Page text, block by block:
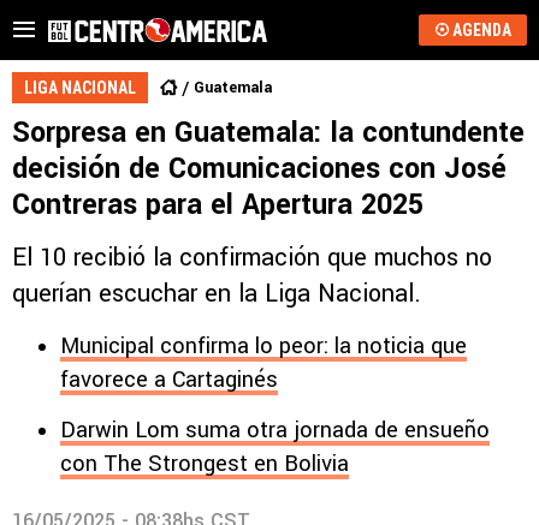
AGENDA
LIGA NACIONAL Guatemala
Sorpresa en Guatemala: la contundente
decisión de Comunicaciones con José
Contreras para el Apertura 2025
El 10 recibió la confirmación que muchos no
querían escuchar en la Liga Nacional.
Municipal confirma lo peor: la noticia que
favorece a Cartaginés
Darwin Lom suma otra jornada de ensueño
con The Strongest en Bolivia